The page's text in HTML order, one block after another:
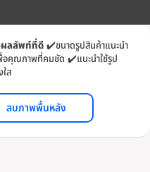
ผลลัพท์ที่ดี✔️ขนาดรูปสินค้าแนะนำ
อคุณภาพที่คมชัด ✔️แนะนำใช้รูป
ส
ลบภาพพื้นหลัง